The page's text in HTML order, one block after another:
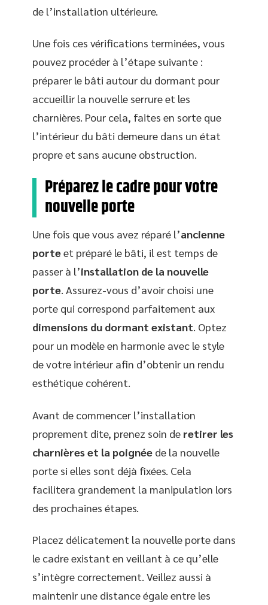
de l’installation ultérieure.
Une fois ces vérifications terminées, vous
pouvez procéder à l’étape suivante :
préparer le bâti autour du dormant pour
accueillir la nouvelle serrure et les
charnières. Pour cela, faites en sorte que
l’intérieur du bâti demeure dans un état
propre et sans aucune obstruction.
Préparez le cadre pour votre
nouvelle porte
Une fois que vous avez réparé l’ancienne
porteet préparé le bâti, il est temps de
passer à l’installation de la nouvelle
porte. Assurez-vous d’avoir choisi une
porte qui correspond parfaitement aux
dimensions du dormant existant. Optez
pour un modèle en harmonie avec le style
de votre intérieur afin d’obtenir un rendu
esthétique cohérent.
Avant de commencer l’installation
proprement dite, prenez soin de retirer les
charnières et la poignée de la nouvelle
porte si elles sont déjà fixées. Cela
facilitera grandement la manipulation lors
des prochaines étapes.
Placez délicatement la nouvelle porte dans
le cadre existant en veillant à ce qu’elle
s’intègre correctement. Veillez aussi à
maintenir une distance égale entre les